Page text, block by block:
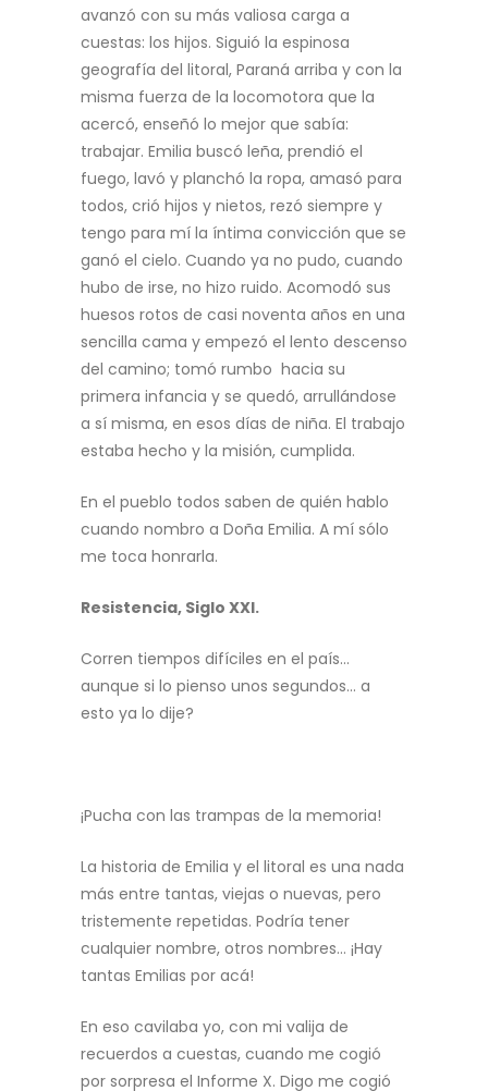
avanzó con su más valiosa carga a
cuestas: los hijos. Siguió la espinosa
geografía del litoral, Paraná arriba y con la
misma fuerza de la locomotora que la
acercó, enseñó lo mejor que sabía:
trabajar. Emilia buscó leña, prendió el
fuego, lavó y planchó la ropa, amasó para
todos, crió hijos y nietos, rezó siempre y
tengo para mí la íntima convicción que se
ganó el cielo. Cuando ya no pudo, cuando
hubo de irse, no hizo ruido. Acomodó sus
huesos rotos de casi noventa años en una
sencilla cama y empezó el lento descenso
del camino; tomó rumbo hacia su
primera infancia y se quedó, arrullándose
a sí misma, en esos días de niña. El trabajo
estaba hecho y la misión, cumplida.
En el pueblo todos saben de quién hablo
cuando nombro a Doña Emilia. A mí sólo
me toca honrarla.
Resistencia, Siglo XXI.
Corren tiempos difíciles en el país…
aunque si lo pienso unos segundos… a
esto ya lo dije?
¡Pucha con las trampas de la memoria!
La historia de Emilia y el litoral es una nada
más entre tantas, viejas o nuevas, pero
tristemente repetidas. Podría tener
cualquier nombre, otros nombres… ¡Hay
tantas Emilias por acá!
En eso cavilaba yo, con mi valija de
recuerdos a cuestas, cuando me cogió
por sorpresa el Informe X. Digo me cogió